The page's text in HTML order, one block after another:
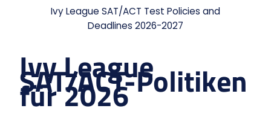
Ivy League SAT/ACT Test Policies and
Deadlines 2026-2027
Ivy League
SAT/ACT-Politiken
für 2026